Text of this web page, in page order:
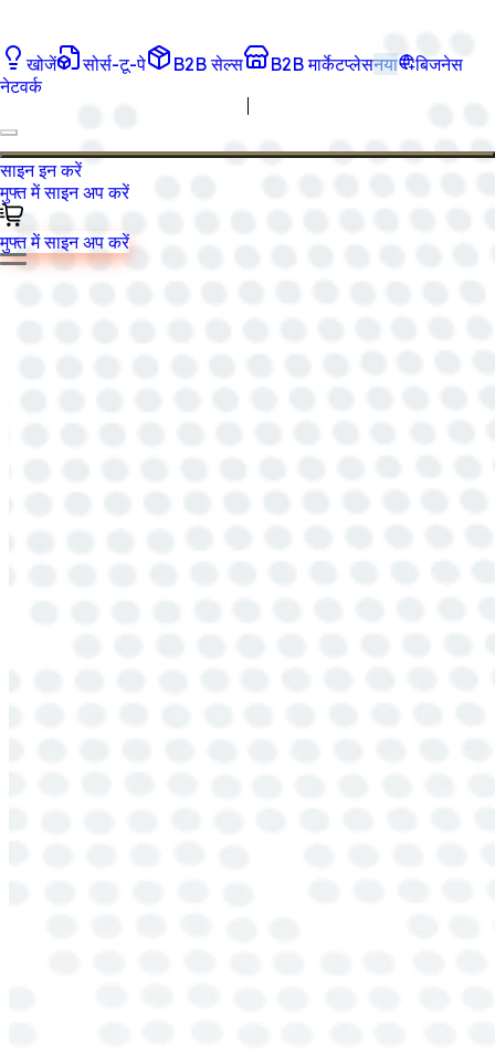
खोजें सोर्स-टू-पे B2B सेल्स B2B मार्केटप्लेसनया
बिजनेस
नेटवर्क
साइन इन करें
मुफ्त में साइन अप करें
मुफ्त में साइन अप करें